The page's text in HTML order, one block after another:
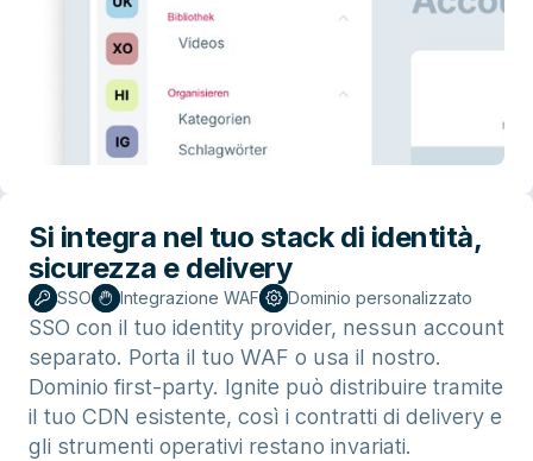
Si integra nel tuo stack di identità,
sicurezza e delivery
SSO Integrazione WAF Dominio personalizzato
SSO con il tuo identity provider, nessun account
separato. Porta il tuo WAF o usa il nostro.
Dominio first-party. Ignite può distribuire tramite
il tuo CDN esistente, così i contratti di delivery e
gli strumenti operativi restano invariati.